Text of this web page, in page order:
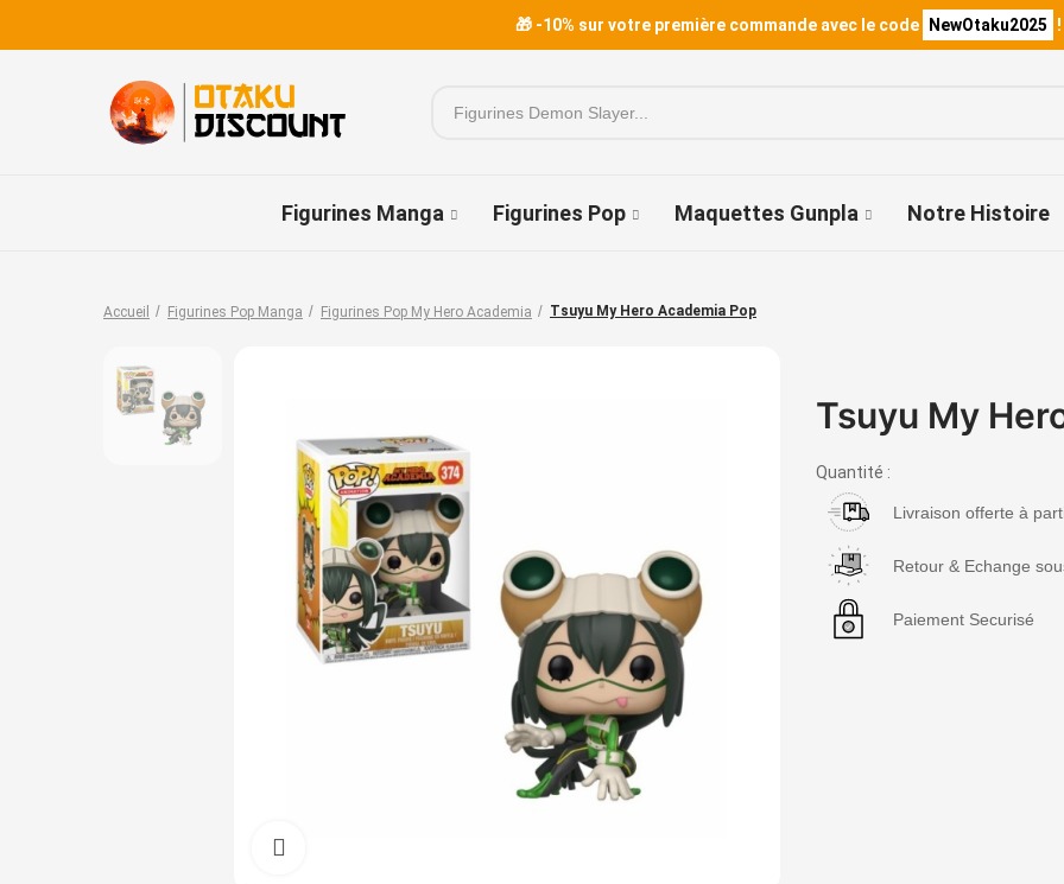
🎁 -10% sur votre première commande avec le code NewOtaku2025
Figurines Manga Figurines Pop Maquettes Gunpla Notre Histoire
Accueil Figurines Pop Manga Figurines Pop My Hero Academia Tsuyu My Hero Academia Pop
Tsuyu My
Quantité :
Livraison offerte à
Retour & Echange
Paiement Securisé